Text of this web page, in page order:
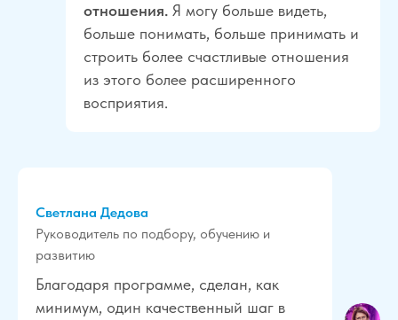
отношения. Я могу больше видеть,
больше понимать, больше принимать и
строить более счастливые отношения
из этого более расширенного
восприятия.
Светлана Дедова
Руководитель по подбору, обучению и
развитию
Благодаря программе, cделан, как
минимум, один качественный шаг в